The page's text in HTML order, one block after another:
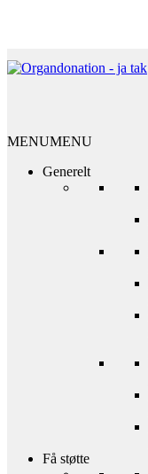
MENUMENU
Generelt
Få støtte